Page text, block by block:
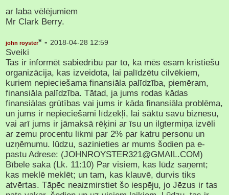
ar laba vēlējumiem
Mr Clark Berry.
john royster* - 2018-04-28 12:59
Sveiki
Tas ir informēt sabiedrību par to, ka mēs esam kristiešu
organizācija, kas izveidota, lai palīdzētu cilvēkiem,
kuriem nepieciešama finansiāla palīdzība, piemēram,
finansiāla palīdzība. Tātad, ja jums rodas kādas
finansiālas grūtības vai jums ir kāda finansiāla problēma,
un jums ir nepieciešami līdzekļi, lai sāktu savu biznesu,
vai arī jums ir jāmaksā rēķini ar īsu un ilgtermiņa izvēli
ar zemu procentu likmi par 2% par katru personu un
uzņēmumu. lūdzu, sazinieties ar mums šodien pa e-
pastu Adrese: (JOHNROYSTER321@GMAIL.COM)
Bībele saka (Lk. 11:10) Par visiem, kas lūdz saņemt;
kas meklē meklēt; un tam, kas klauvē, durvis tiks
atvērtas. Tāpēc neaizmirstiet šo iespēju, jo Jēzus ir tas